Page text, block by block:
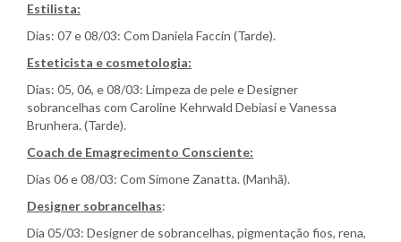
Estilista:
Dias: 07 e 08/03: Com Daniela Faccin (Tarde).
Esteticista e cosmetologia:
Dias: 05, 06, e 08/03: Limpeza de pele e Designer
sobrancelhas com Caroline Kehrwald Debiasi e Vanessa
Brunhera. (Tarde).
Coach de Emagrecimento Consciente:
Dias 06 e 08/03: Com Simone Zanatta. (Manhã).
Designer sobrancelhas:
Dia 05/03: Designer de sobrancelhas, pigmentação fios, rena,